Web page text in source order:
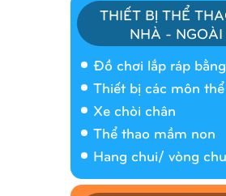
THIẾT BỊ THỂ
NHÀ - NGOÀI
Đồ chơi lắp ráp
Thiết bị các môn
Xe chòi chân
Thể thao mầm non
Hang chui/ vòng
Nhà banh